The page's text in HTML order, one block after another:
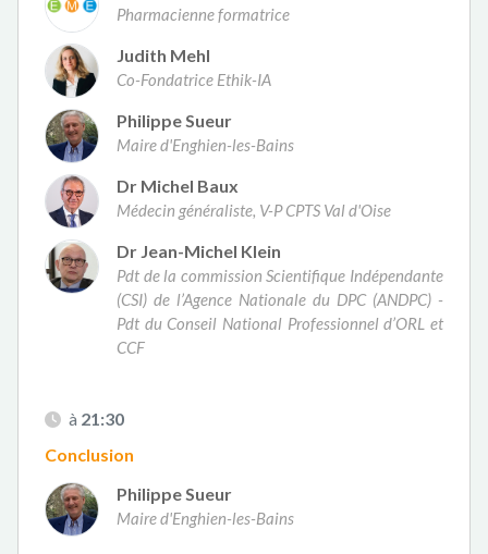
Pharmacienne formatrice
Judith Mehl
Co-Fondatrice Ethik-IA
Philippe Sueur
Maire d'Enghien-les-Bains
Dr Michel Baux
Médecin généraliste, V-P CPTS Val d'Oise
Dr Jean-Michel Klein
Pdt de la commission Scientifique Indépendante
(CSI) de l’Agence Nationale du DPC (ANDPC) -
Pdt du Conseil National Professionnel d’ORL et
CCF
à 21:30
Conclusion
Philippe Sueur
Maire d'Enghien-les-Bains